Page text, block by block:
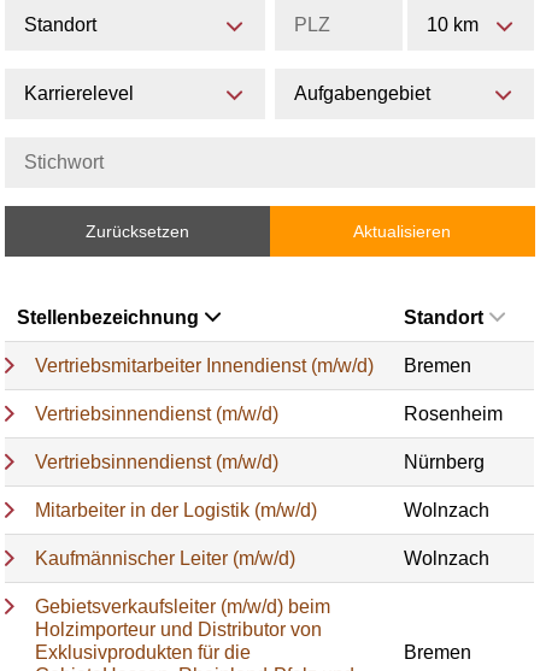
Standort 10 km
Karrierelevel Aufgabengebiet
Zurücksetzen Aktualisieren
Stellenbezeichnung Standort
Vertriebsmitarbeiter Innendienst (m/w/d) Bremen
Vertriebsinnendienst (m/w/d) Rosenheim
Vertriebsinnendienst (m/w/d) Nürnberg
Mitarbeiter in der Logistik (m/w/d) Wolnzach
Kaufmännischer Leiter (m/w/d) Wolnzach
Gebietsverkaufsleiter (m/w/d) beim
Holzimporteur und Distributor von
Exklusivprodukten für die
Bremen